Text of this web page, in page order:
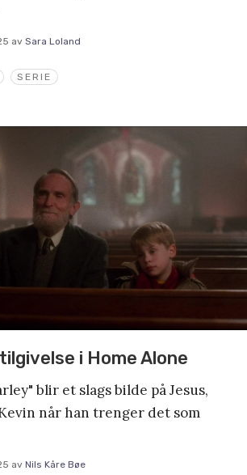
SERIE
av Sara Loland
i Home Alone
blir et slags bilde på Jesus,
når han trenger det som
av Nils Kåre Bøe